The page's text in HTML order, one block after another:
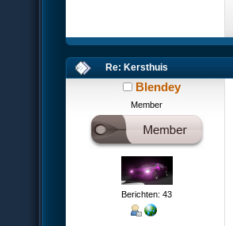
Re: Kersthuis
Blendey
Member
Berichten: 43